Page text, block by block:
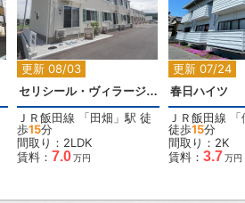
更新 08/03
2
セリシール・ヴィラージュA
ＪＲ飯田線 「田畑 」駅 徒
歩15分
間取り：2LDK
賃料： 7.0万円
更新 07/24
春日ハイツ
ＪＲ飯田線 「
徒歩15分
間取り：2K
賃料： 3.7万円